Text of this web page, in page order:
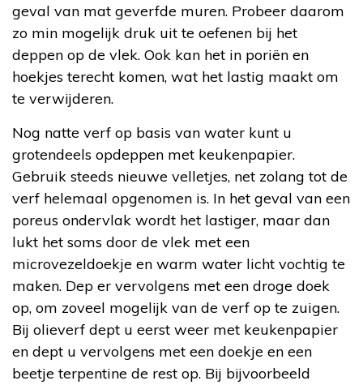
geval van mat geverfde muren. Probeer daarom
zo min mogelijk druk uit te oefenen bij het
deppen op de vlek. Ook kan het in poriën en
hoekjes terecht komen, wat het lastig maakt om
te verwijderen.
Nog natte verf op basis van water kunt u
grotendeels opdeppen met keukenpapier.
Gebruik steeds nieuwe velletjes, net zolang tot de
verf helemaal opgenomen is. In het geval van een
poreus ondervlak wordt het lastiger, maar dan
lukt het soms door de vlek met een
microvezeldoekje en warm water licht vochtig te
maken. Dep er vervolgens met een droge doek
op, om zoveel mogelijk van de verf op te zuigen.
Bij olieverf dept u eerst weer met keukenpapier
en dept u vervolgens met een doekje en een
beetje terpentine de rest op. Bij bijvoorbeeld